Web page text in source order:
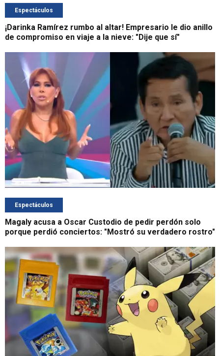
Espectáculos
¡Darinka Ramírez rumbo al altar! Empresario le dio anillo
de compromiso en viaje a la nieve: "Dije que sí"
Espectáculos
Magaly acusa a Oscar Custodio de pedir perdón solo
porque perdió conciertos: "Mostró su verdadero rostro"